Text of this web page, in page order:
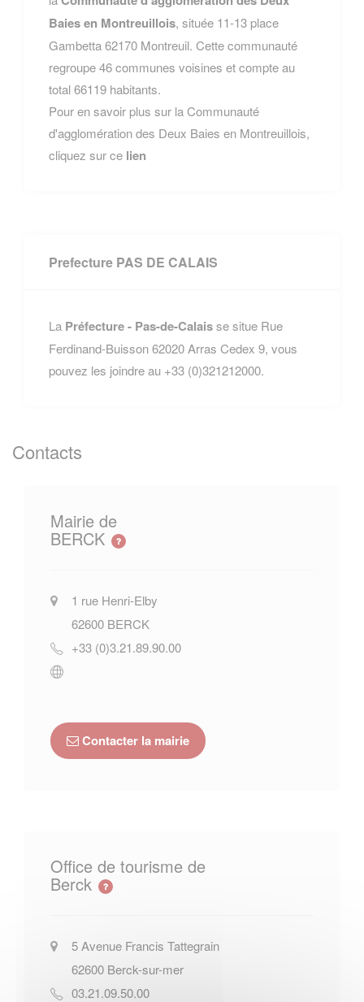
Baies en Montreuillois, située 11-13 place
Gambetta 62170 Montreuil. Cette communauté
regroupe 46 communes voisines et compte au
total 66119 habitants.
Pour en savoir plus sur la Communauté
d'agglomération des Deux Baies en Montreuillois,
cliquez sur ce lien
Prefecture PAS DE CALAIS
La Préfecture - Pas-de-Calaisse situe Rue
Ferdinand-Buisson 62020 Arras Cedex 9, vous
pouvez les joindre au +33 (0)321212000.
Contacts
Mairie de
BERCK
1 rue Henri-Elby
62600 BERCK
+33 (0)3.21.89.90.00
Contacter la mairie
Office de tourisme de
Berck
5 Avenue Francis Tattegrain
62600 Berck-sur-mer
03.21.09.50.00